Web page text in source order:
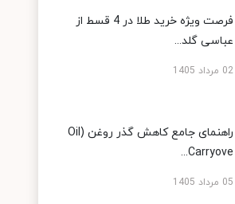
فرصت ویژه خرید طلا در 4 قسط از
عباسی گلد...
02 مرداد 1405
راهنمای جامع کاهش گذر روغن (Oil
Carryove...
05 مرداد 1405